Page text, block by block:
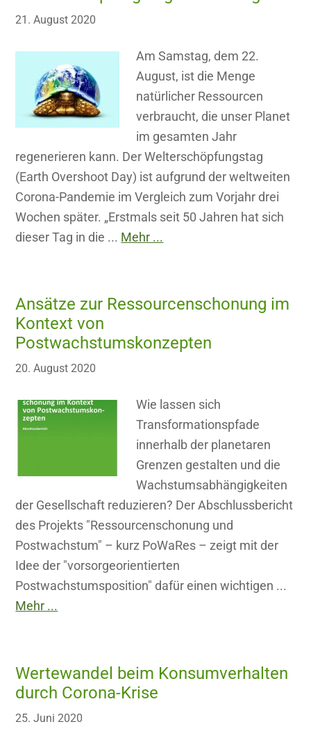
21. August 2020
Am Samstag, dem 22.
August, ist die Menge
natürlicher Ressourcen
verbraucht, die unser Planet
im gesamten Jahr
regenerieren kann. Der Welterschöpfungstag
(Earth Overshoot Day) ist aufgrund der weltweiten
Corona-Pandemie im Vergleich zum Vorjahr drei
Wochen später. „Erstmals seit 50 Jahren hat sich
dieser Tag in die ... Mehr ...
Ansätze zur Ressourcenschonung im
Kontext von
Postwachstumskonzepten
20. August 2020
Wie lassen sich
Transformationspfade
innerhalb der planetaren
Grenzen gestalten und die
Wachstumsabhängigkeiten
der Gesellschaft reduzieren? Der Abschlussbericht
des Projekts "Ressourcenschonung und
Postwachstum" – kurz PoWaRes – zeigt mit der
Idee der "vorsorgeorientierten
Postwachstumsposition" dafür einen wichtigen ...
Mehr ...
Wertewandel beim Konsumverhalten
durch Corona-Krise
25. Juni 2020